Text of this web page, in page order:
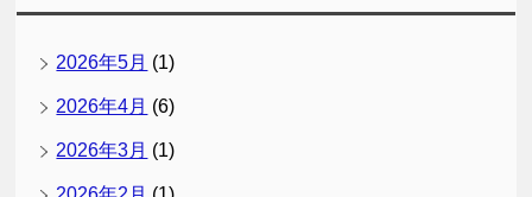
2026年5月 (1)
2026年4月 (6)
2026年3月 (1)